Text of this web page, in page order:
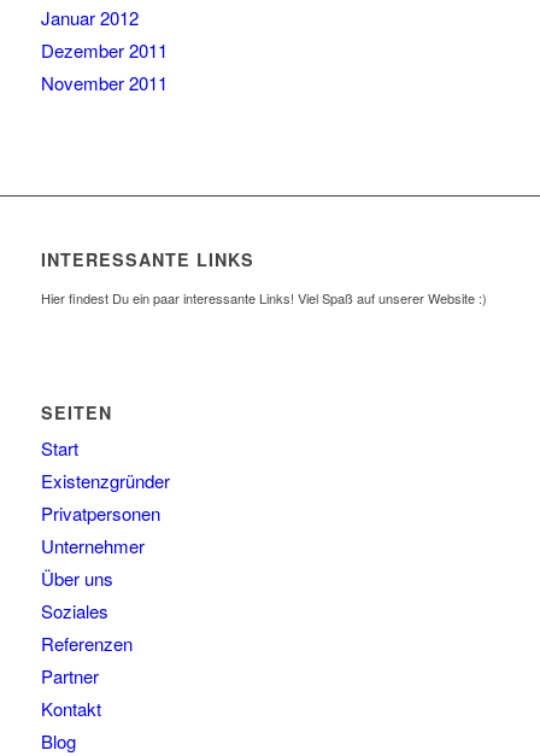
Januar 2012
Dezember 2011
November 2011
INTERESSANTE LINKS
Hier findest Du ein paar interessante Links! Viel Spaß auf unserer Website :)
SEITEN
Start
Existenzgründer
Privatpersonen
Unternehmer
Über uns
Soziales
Referenzen
Partner
Kontakt
Blog